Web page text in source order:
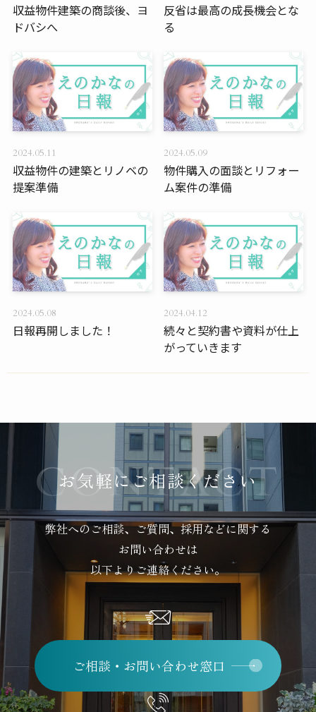
収益物件建築の商談後、ヨ
ドバシへ
反省は最高の成長機会とな
る
収益物件の建築とリノベの
提案準備
2024.05.11
物件購入の面談とリフォー
ム案件の準備
2024.05.09
日報再開しました！
2024.05.08
続々と契約書や資料が仕上
がっていきます
2024.04.12
お気軽にご相談ください
弊社へのご相談、ご質問、採用などに関する
お問い合わせは
以下よりご連絡ください。
ご相談・お問い合わせ窓口